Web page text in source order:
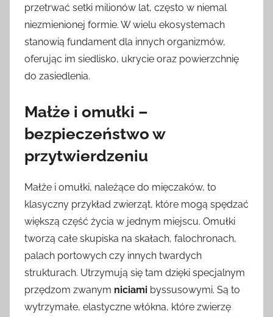
przetrwać setki milionów lat, często w niemal
niezmienionej formie. W wielu ekosystemach
stanowią fundament dla innych organizmów,
oferując im siedlisko, ukrycie oraz powierzchnię
do zasiedlenia.
Małże i omułki –
bezpieczeństwo w
przytwierdzeniu
Małże i omułki, należące do mięczaków, to
klasyczny przykład zwierząt, które mogą spędzać
większą część życia w jednym miejscu. Omułki
tworzą całe skupiska na skałach, falochronach,
palach portowych czy innych twardych
strukturach. Utrzymują się tam dzięki specjalnym
przędzom zwanym niciami byssusowymi. Są to
wytrzymałe, elastyczne włókna, które zwierzę